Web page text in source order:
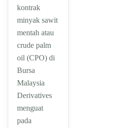
kontrak
minyak sawit
mentah atau
crude palm
oil (CPO) di
Bursa
Malaysia
Derivatives
menguat
pada